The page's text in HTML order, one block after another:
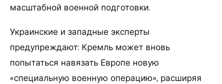
масштабной военной подготовки.
Украинские и западные эксперты
предупреждают: Кремль может вновь
попытаться навязать Европе новую
«специальную военную операцию», расширяя